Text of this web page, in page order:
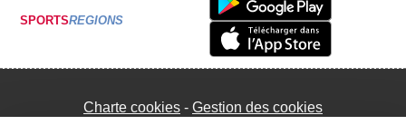
SPORTSREGIONS
Charte cookies Gestion des cookies